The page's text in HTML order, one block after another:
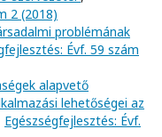
2 (2018)
problémának
Évf. 59 szám
alapvető
lehetőségei az
Egészségfejlesztés: Évf.